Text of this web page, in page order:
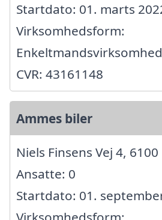
Startdato: 01. marts
Virksomhedsform:
Enkeltmandsvirksomhed
CVR: 43161148
Ammes biler
Niels Finsens Vej 4,
Ansatte: 0
Startdato: 01.